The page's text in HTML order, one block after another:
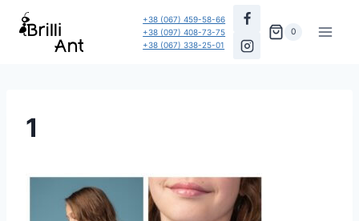
Перейти
+38 (067) 459-58-66
+38 (097) 408-73-75
+38 (067) 338-25-01
0
1